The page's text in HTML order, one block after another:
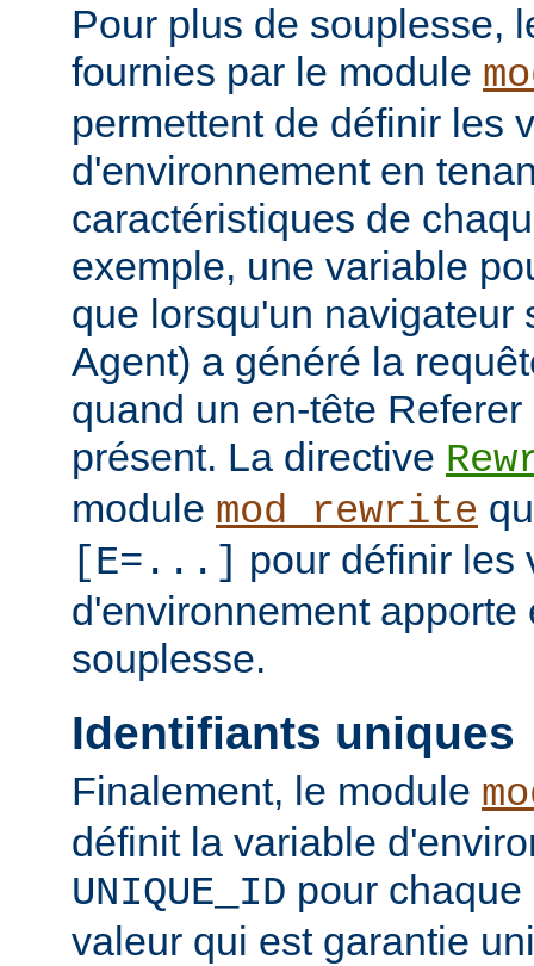
Pour plus de souplesse,
fournies par le module
permettent de définir les
d'environnement en
caractéristiques de
exemple, une variable
que lorsqu'un navigateur
Agent) a généré la
quand un en-tête
présent. La directive
module mod_rewrite
[E=...] pour définir les
d'environnement apporte
souplesse.
Identifiants uniques
Finalement, le module
définit la variable
UNIQUE_ID pour
valeur qui est garantie